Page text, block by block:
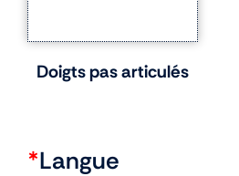
Doigts pas articulés
*Langue